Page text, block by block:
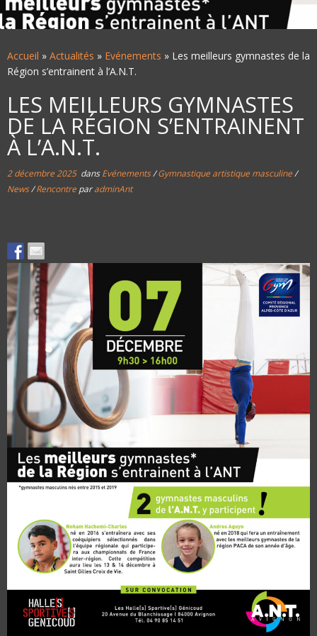
Accueil » Actualités » Evénements » Les meilleurs gymnastes de la
Région s’entrainent à l’A.N.T.
LES MEILLEURS GYMNASTES
DE LA RÉGION S’ENTRAINENT
À L’A.N.T.
2 décembre 2025dansEvénements/Gymnastique artistique masculine/
News/Rencontre paradminAnt